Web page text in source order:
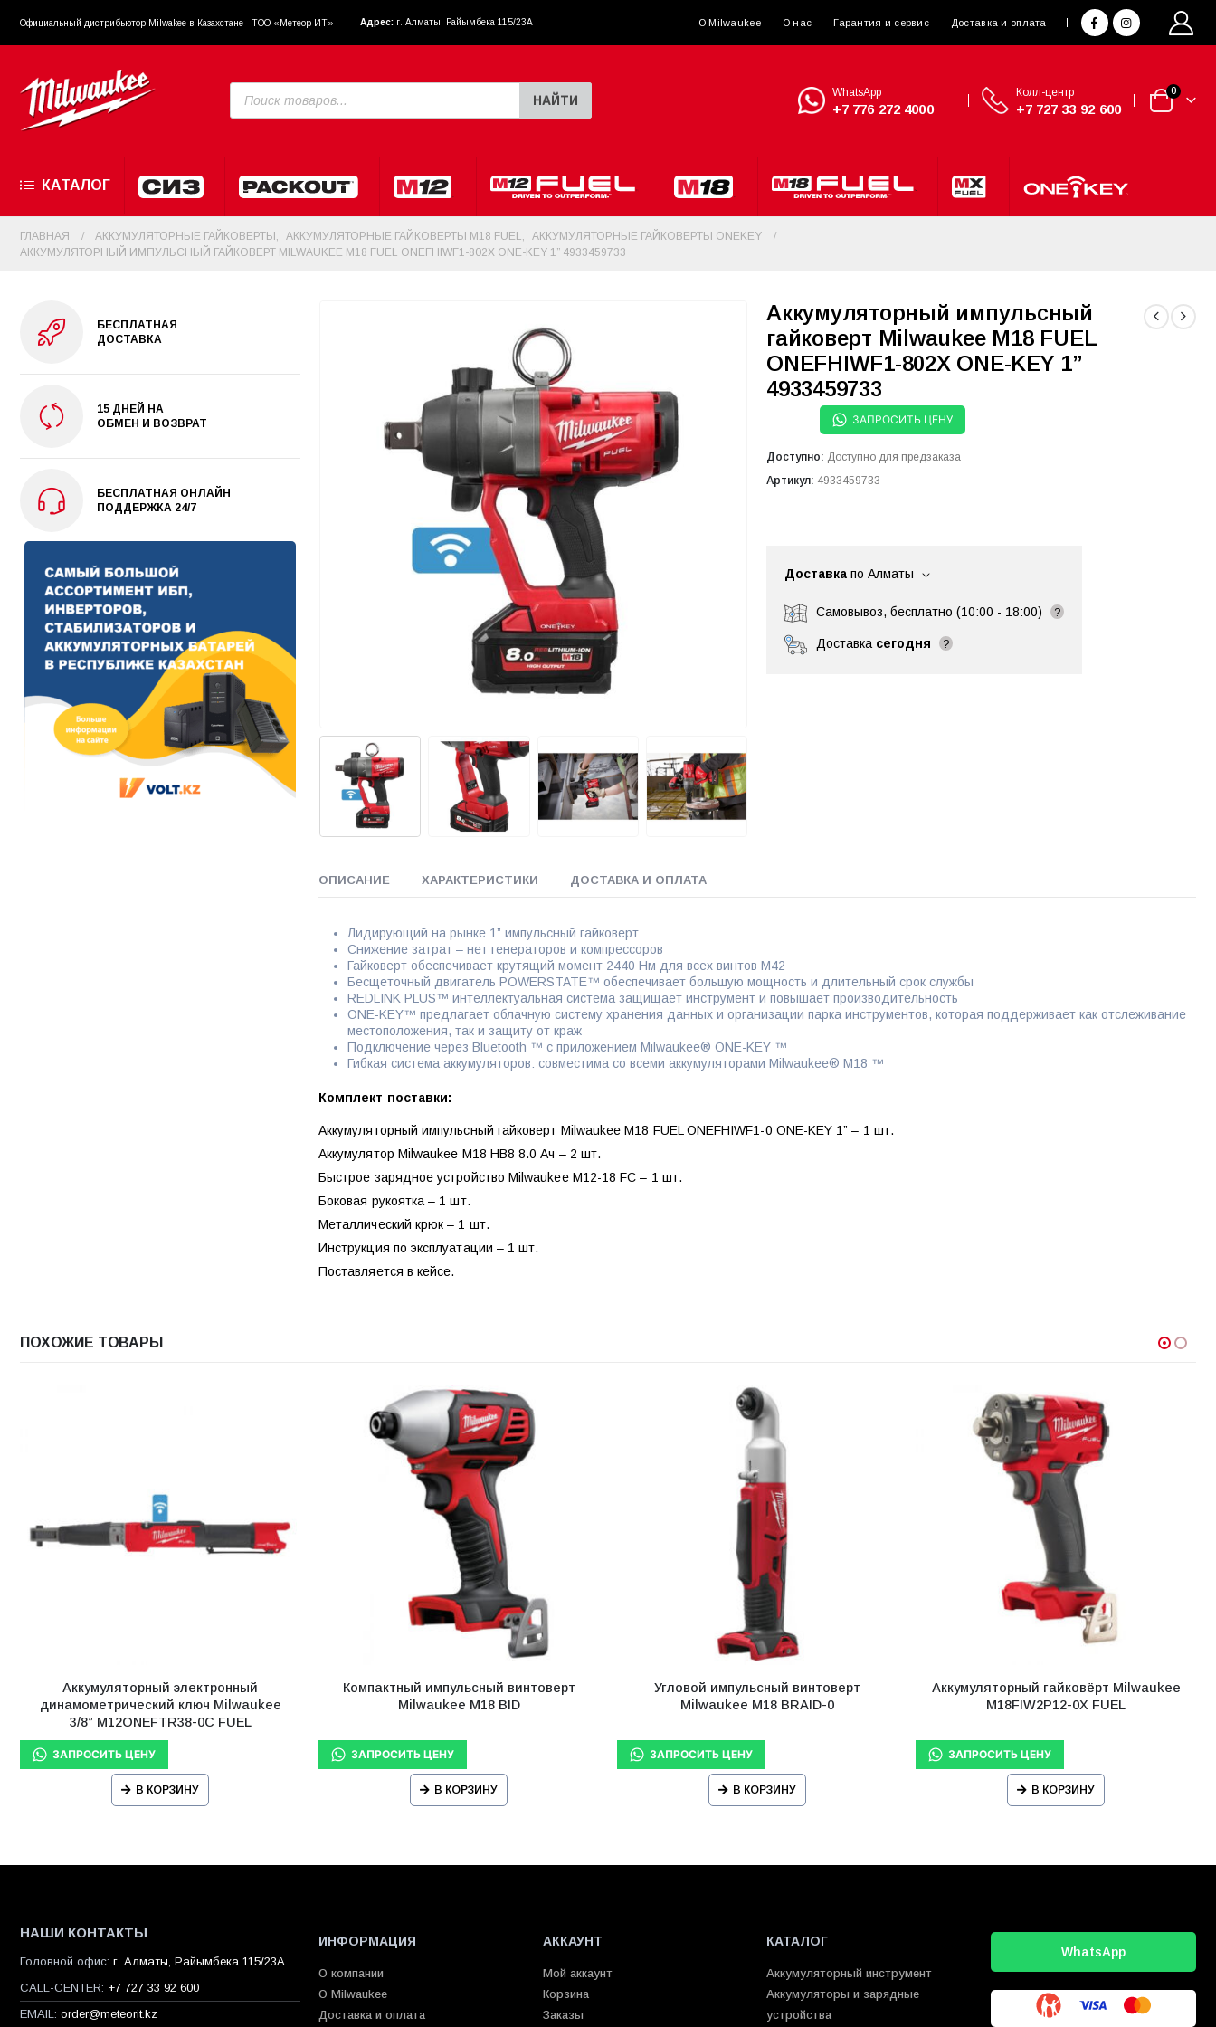
Официальный диcтрибьютор Milwakee в Казахстане - ТОО «Метеор ИТ» Адрес: г. Алматы, Райымбека 115/23A О Milwaukee О нас Гарантия и сервис Доставка и оплата
НАЙТИ
WhatsApp
+7 776 272 4000
Колл-центр
+7 727 33 92 600
0
КАТАЛОГ
ГЛАВНАЯ АККУМУЛЯТОРНЫЕ ГАЙКОВЕРТЫ АККУМУЛЯТОРНЫЕ ГАЙКОВЕРТЫ M18 FUEL
АККУМУЛЯТОРНЫЕ ГАЙКОВЕРТЫ ONEKEY
АККУМУЛЯТОРНЫЙ ИМПУЛЬСНЫЙ ГАЙКОВЕРТ MILWAUKEE M18 FUEL ONEFHIWF1-802X ONE-KEY 1” 4933459733
Аккумуляторный импульсный
гайковерт Milwaukee M18 FUEL
ONEFHIWF1-802X ONE-KEY 1”
4933459733
ЗАПРОСИТЬ ЦЕНУ
Доступно: Доступно для предзаказа
Артикул: 4933459733
Доставка по Алматы
Самовывоз, бесплатно (10:00 - 18:00) ?
Доставка сегодня ?
ОПИСАНИЕ ХАРАКТЕРИСТИКИ ДОСТАВКА И ОПЛАТА
Лидирующий на рынке 1” импульсный гайковерт
Снижение затрат – нет генераторов и компрессоров
Гайковерт обеспечивает крутящий момент 2440 Нм для всех винтов M42
Бесщеточный двигатель POWERSTATE™ обеспечивает большую мощность и длительный срок службы
REDLINK PLUS™ интеллектуальная система защищает инструмент и повышает производительность
ONE-KEY™ предлагает облачную систему хранения данных и организации парка инструментов, которая поддерживает как отслеживание
местоположения, так и защиту от краж
Подключение через Bluetooth ™ с приложением Milwaukee® ONE-KEY ™
Гибкая система аккумуляторов: совместима со всеми аккумуляторами Milwaukee® M18 ™
Комплект поставки:
Аккумуляторный импульсный гайковерт Milwaukee M18 FUEL ONEFHIWF1-0 ONE-KEY 1” – 1 шт.
Аккумулятор Milwaukee M18 HB8 8.0 Ач – 2 шт.
Быстрое зарядное устройство Milwaukee M12-18 FC – 1 шт.
Боковая рукоятка – 1 шт.
Металлический крюк – 1 шт.
Инструкция по эксплуатации – 1 шт.
Поставляется в кейсе.
БЕСПЛАТНАЯ
ДОСТАВКА
15 ДНЕЙ НА
ОБМЕН И ВОЗВРАТ
БЕСПЛАТНАЯ ОНЛАЙН
ПОДДЕРЖКА 24/7
ПОХОЖИЕ ТОВАРЫ
Аккумуляторный электронный
динамометрический ключ Milwaukee
3/8” M12ONEFTR38-0C FUEL
В КОРЗИНУ
Компактный импульсный винтоверт
Milwaukee M18 BID
В КОРЗИНУ
Угловой импульсный винтоверт
Milwaukee M18 BRAID-0
В КОРЗИНУ
Аккумуляторный гайковёрт Milwaukee
M18FIW2P12-0X FUEL
В КОРЗИНУ
НАШИ КОНТАКТЫ
Головной офис: г. Алматы, Райымбека 115/23A
CALL-CENTER: +7 727 33 92 600
EMAIL: order@meteorit.kz
ИНФОРМАЦИЯ
О компании
О Milwaukee
Доставка и оплата
АККАУНТ
Мой аккаунт
Корзина
Заказы
КАТАЛОГ
Аккумуляторный инструмент
Аккумуляторы и зарядные
устройства
WhatsApp